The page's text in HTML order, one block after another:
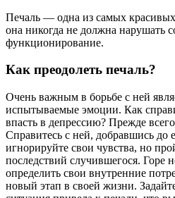
Печаль — одна из самых
она никогда не должна нарушать
функционирование.
Как преодолеть печаль?
Очень важным в борьбе с ней
испытываемые эмоции. Как
впасть в депрессию? Прежде
Справитесь с ней, добравшись до
игнорируйте свои чувства, но
последствий случившегося. Горе
определить свои внутренние
новый этап в своей жизни.